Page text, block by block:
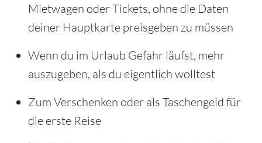
Mietwagen oder Tickets, ohne die Daten
deiner Hauptkarte preisgeben zu müssen
Wenn du im Urlaub Gefahr läufst, mehr
auszugeben, als du eigentlich wolltest
Zum Verschenken oder als Taschengeld für
die erste Reise